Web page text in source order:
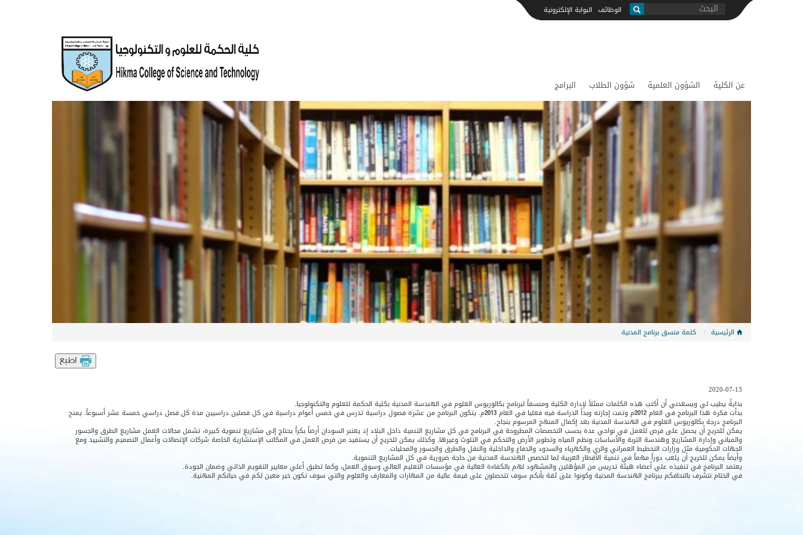
البوابة الإلكترونية الوظائف بحث
ابحث
عن الكلية الشؤون العلمية شؤون الطلاب البرامج
الرئيسية كلمة منسق برنامج المدنية
2020-07-13
بدايةً يطيب لي ويسعدني أن أكتب هذه الكلمات ممثلاً لإدارة الكلية ومنسقاً لبرنامج بكالوريوس العلوم في الهندسة المدنية بكلية الحكمة للعلوم والتكنولوجيا.
بدأت فكرة هذا البرنامج في العام 2012م وتمت إجازته وبدأ الدراسة فيه فعليا في العام 2013م. يتكون البرنامج من عشرة فصول دراسية تدرس في خمس أعوام دراسية في كل فصلين دراسيين مدة كل فصل دراسي خمسة عشر أسبوعاً. يمنح
البرنامج درجة بكالوريوس العلوم في الهندسة المدنية بعد إكمال المنهج المرسوم بنجاح.
يمكن للخريج أن يحصل على فرص للعمل في نواحي عدة بحسب التخصصات المطروحة في البرنامج في كل مشاريع التنمية داخل البلاد إذ يعتبر السودان أرضاً بكراً يحتاج إلى مشاريع تنموية كبيرة، تشمل مجالات العمل مشاريع الطرق والجسور
والمباني وإدارة المشاريع وهندسة التربة والأساسات ونظم المياه وتطوير الأرض والتحكم في التلوث وغيرها. وكذلك يمكن للخريج أن يستفيد من فرص العمل في المكاتب الإستشارية الخاصة شركات الإتصالات وأعمال التصميم والتشييد ومع
الجهات الحكومية مثل وزارات التخطيط العمراني والري والكهرباء والسدود والدفاع والداخلية والنقل والطرق والجسور والمحليات.
وأيضاً يمكن للخريج أن يلعب دوراً مهماً في تنمية الأقطار العربية لما لتخصص الهندسة المدنية من حاجة ضرورية في كل المشاريع التنموية.
يعتمد البرنامج في تنفيذه علي أعضاء هيئة تدريس من المؤهلين والمشهود لهم بالكفاءة العالية في مؤسسات التعليم العالي وسوق العمل، وكما تطبق أعلي معايير التقويم الذاتي وضمان الجودة.
في الختام نتشرف بالتحاقكم ببرنامج الهندسة المدنية وكونوا على ثقة بأنكم سوف تتحصلون على قيمة عالية من المهارات والمعارف والعلوم والتي سوف تكون خير معين لكم في حياتكم المهنية.